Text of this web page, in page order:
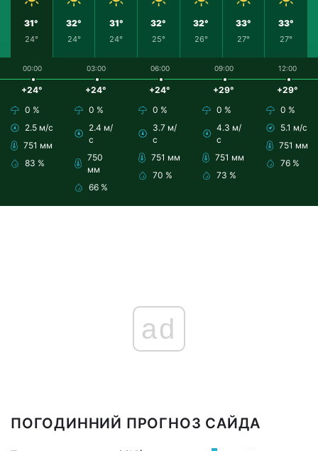
31°
24°
32°
24°
31°
24°
32°
25°
32°
26°
33°
27°
33°
27°
00:00
+24°
0 %
2.5 м/с
751 мм
83 %
03:00
+24°
0 %
2.4 м/
с
750
мм
66 %
06:00
+24°
0 %
3.7 м/
с
751 мм
70 %
09:00
+29°
0 %
4.3 м/
с
751 мм
73 %
12:00
+29°
0 %
5.1 м/с
751 мм
76 %
ad
ПОГОДИННИЙ ПРОГНОЗ САЙДА